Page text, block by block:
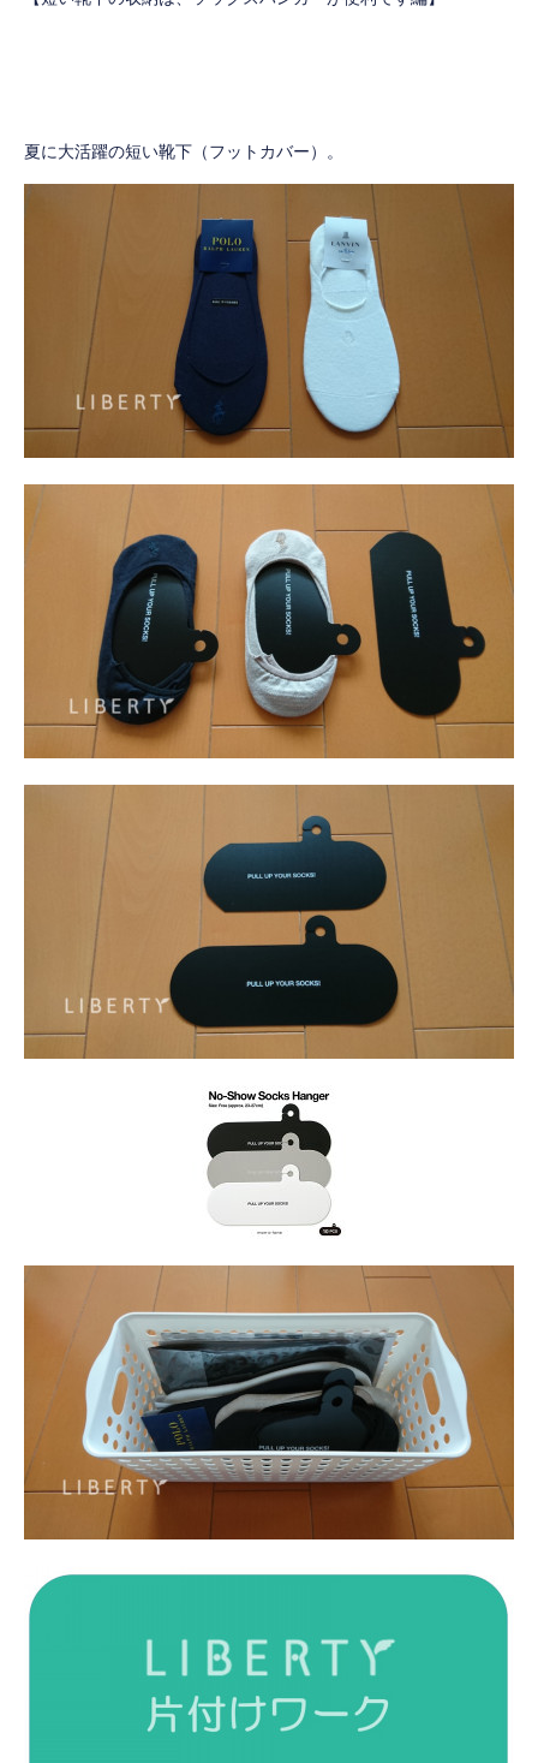
夏に大活躍の短い靴下（フットカバー）。